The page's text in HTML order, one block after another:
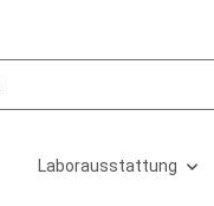
Laborausstattung